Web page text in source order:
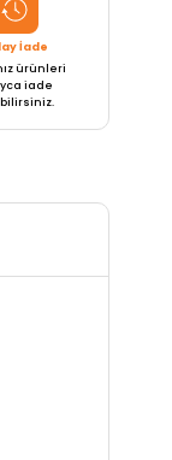
İade
ürünleri
iade